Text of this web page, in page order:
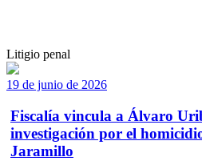
Litigio penal
19 de junio de 2026
Fiscalía vincula a Álvaro
investigación por el
Jaramillo